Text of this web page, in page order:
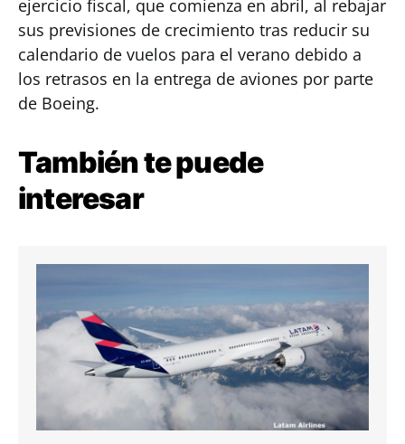
ejercicio fiscal, que comienza en abril, al rebajar
sus previsiones de crecimiento tras reducir su
calendario de vuelos para el verano debido a
los retrasos en la entrega de aviones por parte
de Boeing.
También te puede
interesar